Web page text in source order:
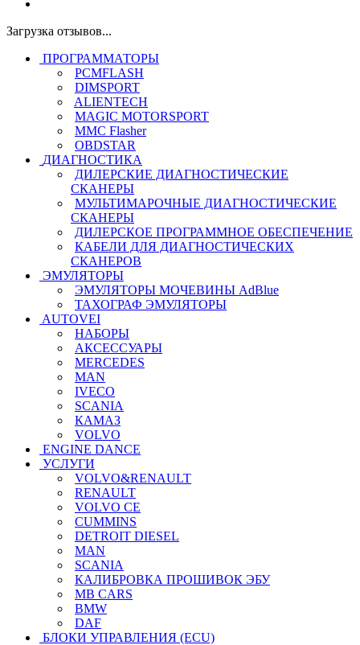
Загрузка отзывов...
ПРОГРАММАТОРЫ
PCMFLASH
DIMSPORT
ALIENTECH
MAGIC MOTORSPORT
MMC Flasher
OBDSTAR
ДИАГНОСТИКА
ДИЛЕРСКИЕ ДИАГНОСТИЧЕСКИЕ
СКАНЕРЫ
МУЛЬТИМАРОЧНЫЕ ДИАГНОСТИЧЕСКИЕ
СКАНЕРЫ
ДИЛЕРСКОЕ ПРОГРАММНОЕ ОБЕСПЕЧЕНИЕ
КАБЕЛИ ДЛЯ ДИАГНОСТИЧЕСКИХ
СКАНЕРОВ
ЭМУЛЯТОРЫ
ЭМУЛЯТОРЫ МОЧЕВИНЫ АdBlue
ТАХОГРАФ ЭМУЛЯТОРЫ
AUTOVEI
НАБОРЫ
АКСЕССУАРЫ
MERCEDES
MAN
IVECO
SCANIA
КАМАЗ
VOLVO
ENGINE DANCE
УСЛУГИ
VOLVO&RENAULT
RENAULT
VOLVO CE
CUMMINS
DETROIT DIESEL
MAN
SCANIA
КАЛИБРОВКА ПРОШИВОК ЭБУ
MB CARS
BMW
DAF
БЛОКИ УПРАВЛЕНИЯ (ECU)